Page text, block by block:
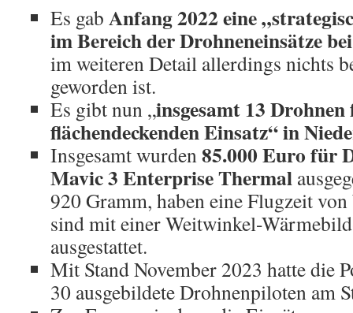
Es gab Anfang 2022 eine
im Bereich der Drohneneinsätze
im weiteren Detail allerdings nichts
geworden ist.
Es gibt nun „insgesamt 13
flächendeckenden Einsatz“ in
Insgesamt wurden85.000 Euro für
Mavic 3 Enterprise Thermal
920 Gramm, haben eine Flugzeit
sind mit einer Weitwinkel-
ausgestattet.
Mit Stand November 2023 hatte die
30 ausgebildete Drohnenpiloten am